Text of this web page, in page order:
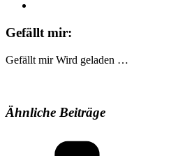
Gefällt mir:
Gefällt mir Wird geladen …
Ähnliche Beiträge